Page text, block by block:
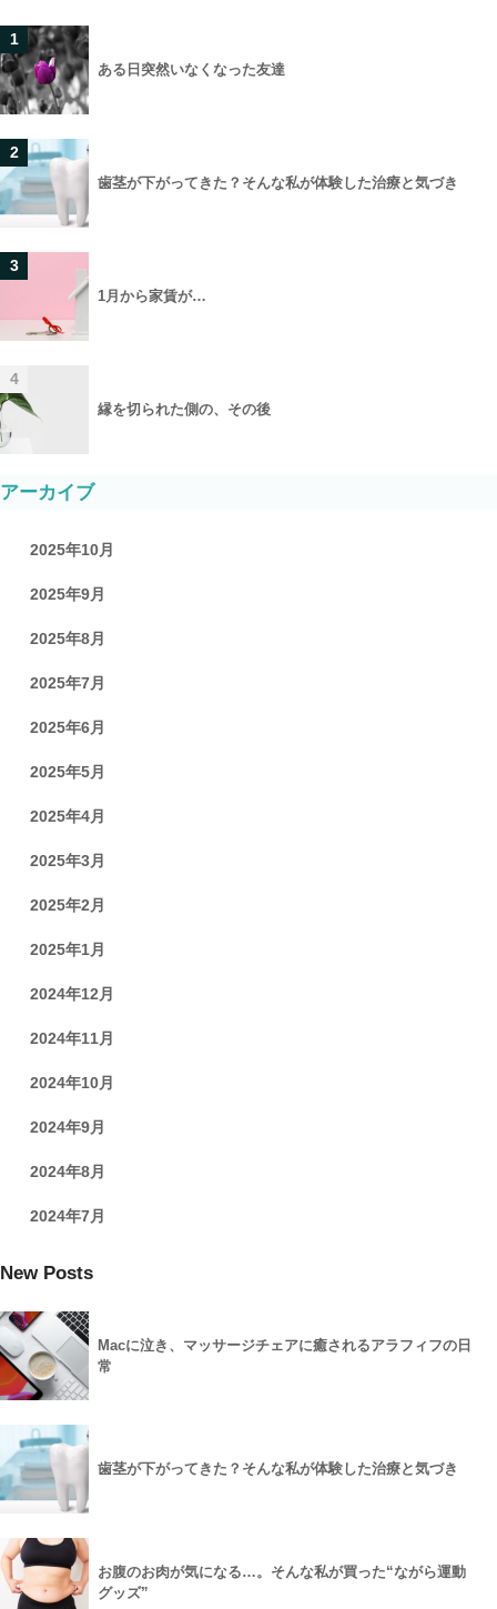
1
ある日突然いなくなった友達
2
歯茎が下がってきた？そんな私が体験した治療と気づき
3
1月から家賃が…
4
縁を切られた側の、その後
アーカイブ
2025年10月
2025年9月
2025年8月
2025年7月
2025年6月
2025年5月
2025年4月
2025年3月
2025年2月
2025年1月
2024年12月
2024年11月
2024年10月
2024年9月
2024年8月
2024年7月
New Posts
Macに泣き、マッサージチェアに癒されるアラフィフの日
常
歯茎が下がってきた？そんな私が体験した治療と気づき
お腹のお肉が気になる…。そんな私が買った“ながら運動
グッズ”